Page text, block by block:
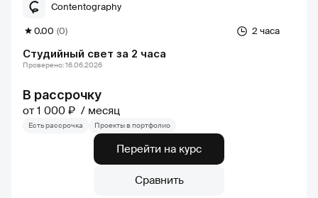
Студийный свет за 2 часа
2 часа
0.00 (0)
Contentography
В рассрочку
от 1 000 ₽ месяц
Проверено: 16.06.2026
Есть рассрочка Проекты в портфолио
Перейти на курс
Сравнить